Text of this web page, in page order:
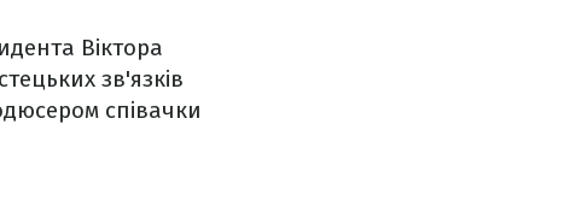
Віктора
зв'язків
співачки